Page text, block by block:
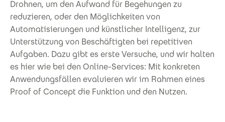
Drohnen, um den Aufwand für Begehungen zu
reduzieren, oder den Möglichkeiten von
Automatisierungen und künstlicher Intelligenz, zur
Unterstützung von Beschäftigten bei repetitiven
Aufgaben. Dazu gibt es erste Versuche, und wir halten
es hier wie bei den Online-Services: Mit konkreten
Anwendungsfällen evaluieren wir im Rahmen eines
Proof of Concept die Funktion und den Nutzen.